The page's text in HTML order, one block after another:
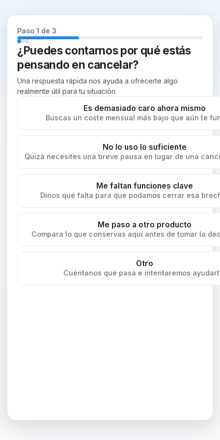
Paso 1 de 3
¿Puedes contarnos por qué estás
pensando en cancelar?
Una respuesta rápida nos ayuda a ofrecerte algo
realmente útil para tu situación.
Es demasiado caro ahora mismo
Buscas un coste mensual más bajo que aún te
No lo uso lo suficiente
Quizá necesites una breve pausa en lugar de una
Me faltan funciones clave
Dinos qué falta para que podamos cerrar esa
Me paso a otro producto
Compara lo que conservas aquí antes de tomar la
Otro
Cuéntanos qué pasa e intentaremos